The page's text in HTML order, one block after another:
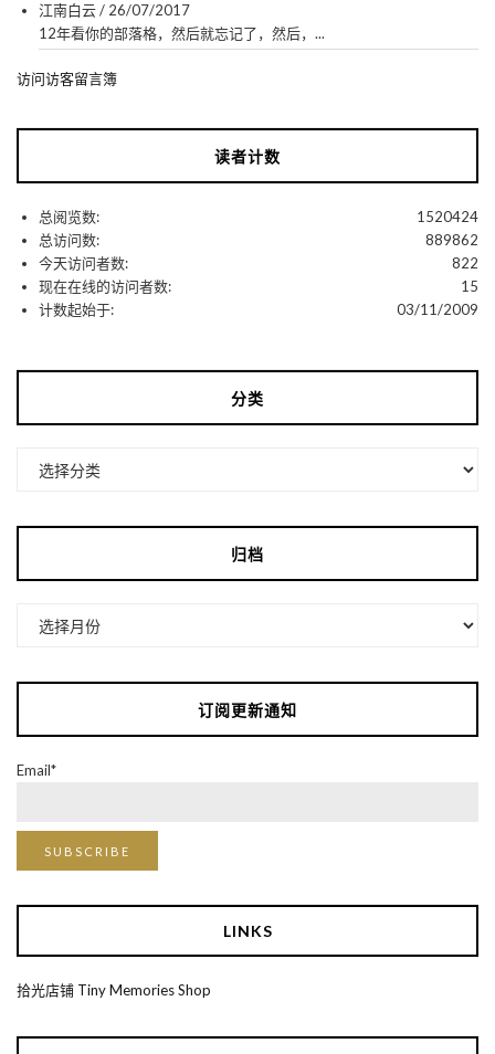
江南白云/ 26/07/2017
12年看你的部落格，然后就忘记了，然后，...
访问访客留言簿
读者计数
1520424
总阅览数:
889862
总访问数:
822
今天访问者数:
15
现在在线的访问者数:
03/11/2009
计数起始于:
分类
归档
订阅更新通知
Email*
LINKS
拾光店铺 Tiny Memories Shop